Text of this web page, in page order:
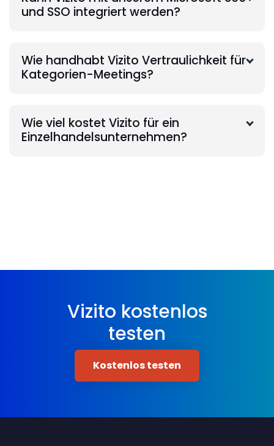
und SSO integriert werden?
Wie handhabt Vizito Vertraulichkeit für
Kategorien-Meetings?
Wie viel kostet Vizito für ein
Einzelhandelsunternehmen?
Vizito kostenlos
testen
Kostenlos testen